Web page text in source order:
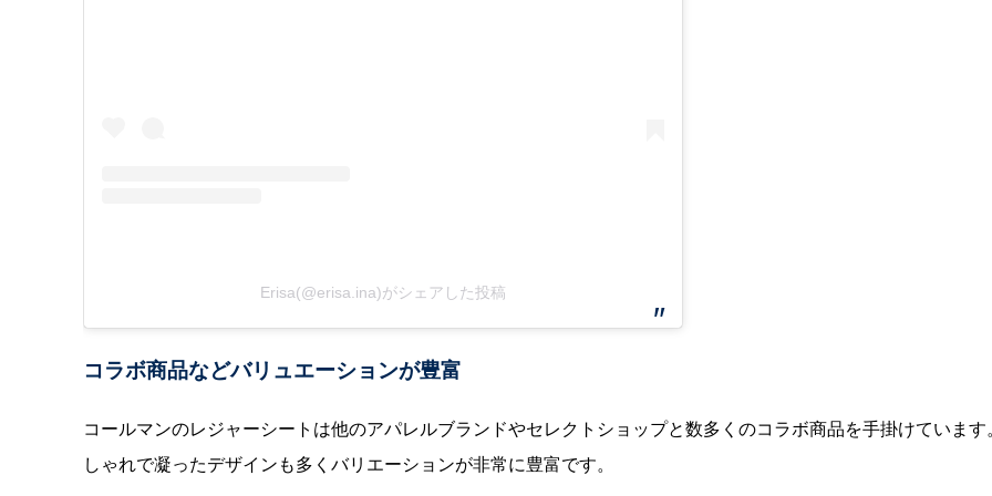
Erisa(@erisa.ina)がシェアした投稿
コラボ商品などバリュエーションが豊富
コールマンのレジャーシートは他のアパレルブランドやセレクトショップと数多くのコラボ商品を手掛けています
しゃれで凝ったデザインも多くバリエーションが非常に豊富です。